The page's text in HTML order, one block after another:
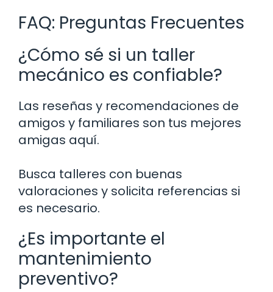
FAQ: Preguntas Frecuentes
¿Cómo sé si un taller
mecánico es confiable?
Las reseñas y recomendaciones de
amigos y familiares son tus mejores
amigas aquí.
Busca talleres con buenas
valoraciones y solicita referencias si
es necesario.
¿Es importante el
mantenimiento
preventivo?